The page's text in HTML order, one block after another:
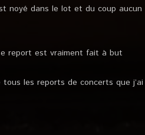
noyé dans le lot et du coup aucun
report est vraiment fait à but
les reports de concerts que j’ai